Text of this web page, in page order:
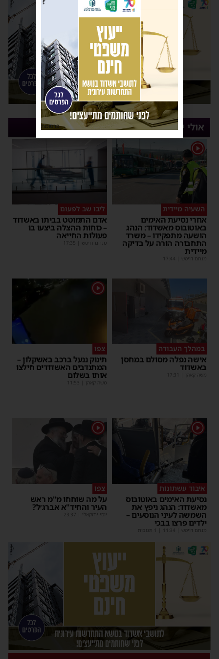
אולי יעניין אותך
1
השעיה מיידית
אחרי נסיעת האימים
באוטובוס מאשדוד: הנהג
הושעה מתפקידו – משרד
התחבורה הורה על בדיקה
מיידית
מנחם דויטש 17:44
ליבו שב לפעום
אדם התמוטט בביתו באשדוד
– כוחות ההצלה ביצעו בו
פעולות החייאה
מנחם דויטש 17:35
במהלך העבודה
אישה נפלה מסולם במחסן
באשדוד
משה קאהן 17:31
1
צפו
תינוק ננעל ברכב באשקלון –
המתנדבים האשדודים חילצו
אותו בשלום
משה קאהן 11:53
1
איבוד עשתונות
נסיעת האימים באוטובוס
מאשדוד: הנהג ניפץ את
השמשה לעיני הנוסעים –
ילדים פרצו בבכי
מנחם דויטש 11:34
1
צפו
על מה שוחחו מ"מ ראש
העיר והחיד"א אברג׳ל?
יוסי יחזקאלי 23:37
פרסומת